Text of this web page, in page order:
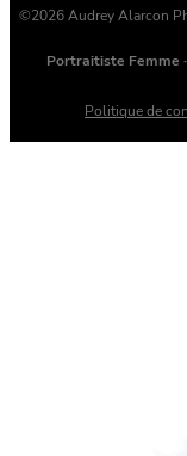
©2026 Audrey Alarcon
Portraitiste Femme
Politique de